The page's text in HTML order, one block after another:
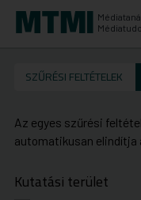
KERESÉS AZ INTÉZET ANYAGAI KÖZÖTT
SZŰRÉSI FELTÉTELEK
Az egyes szűrési
automatikusan elindítja
Kutatási terület